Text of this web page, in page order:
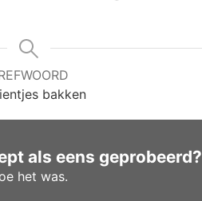
bakken
als eens geprobeerd?
het was.